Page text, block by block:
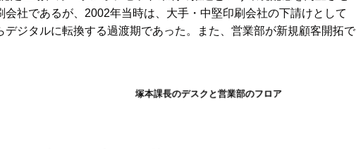
社であるが、2002年当時は、大手・中堅印刷会社の下請けとして
ジタルに転換する過渡期であった。また、営業部が新規顧客開拓で
塚本課長のデスクと営業部のフロア